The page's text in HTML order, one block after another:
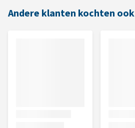
Andere klanten kochten ook